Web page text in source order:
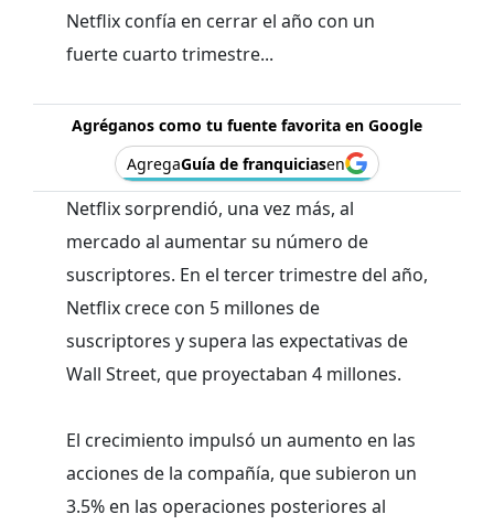
Netflix confía en cerrar el año con un
fuerte cuarto trimestre...
Agréganos como tu fuente favorita en Google
AgregaGuía de franquiciasen
Netflix sorprendió, una vez más, al
mercado al aumentar su número de
suscriptores. En el tercer trimestre del año,
Netflix crece con 5 millones de
suscriptores y supera las expectativas de
Wall Street, que proyectaban 4 millones.
El crecimiento impulsó un aumento en las
acciones de la compañía, que subieron un
3.5% en las operaciones posteriores al